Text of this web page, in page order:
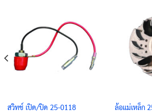
สวิทช์ เปิด/ปิด 25-0118
ล้อแม่เหล็ก